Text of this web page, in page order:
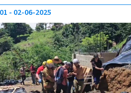
02-06-2025